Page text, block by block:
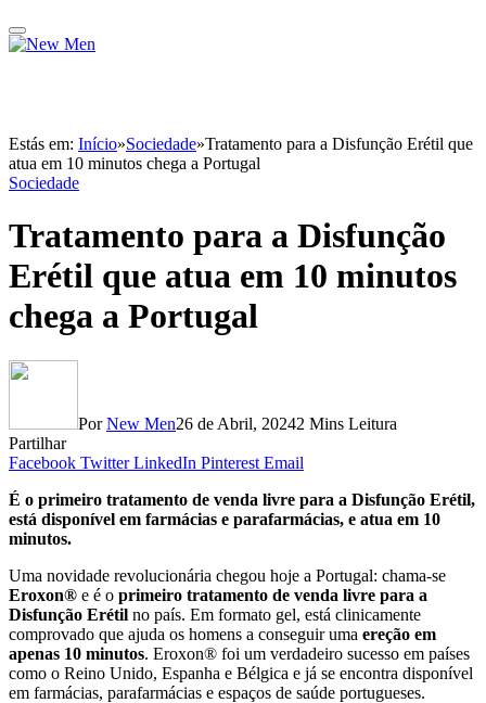
Estás em: Início»Sociedade»Tratamento para a Disfunção Erétil que
atua em 10 minutos chega a Portugal
Sociedade
Tratamento para a Disfunção
Erétil que atua em 10 minutos
chega a Portugal
Por New Men26 de Abril, 20242 Mins Leitura
Partilhar
Facebook Twitter LinkedIn Pinterest Email
É o primeiro tratamento de venda livre para a Disfunção Erétil,
está disponível em farmácias e parafarmácias, e atua em 10
minutos.
Uma novidade revolucionária chegou hoje a Portugal: chama-se
Eroxon® e é o primeiro tratamento de venda livre para a
Disfuncão Erétil no país. Em formato gel, está clinicamente
comprovado que ajuda os homens a conseguir uma erecão em
apenas 10 minutos. Eroxon® foi um verdadeiro sucesso em países
como o Reino Unido, Espanha e Bélgica e já se encontra disponível
em farmácias, parafarmácias e espaços de saúde portugueses.